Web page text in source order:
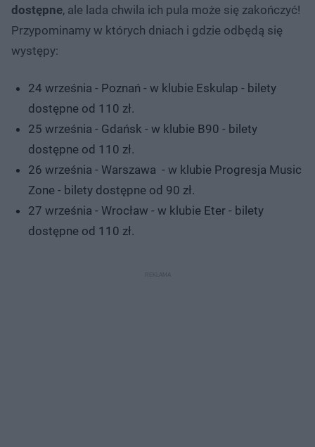
dostępne, ale lada chwila ich pula może się zakończyć!
Przypominamy w których dniach i gdzie odbędą się
występy:
24 września - Poznań - w klubie Eskulap - bilety
dostępne od 110 zł.
25 września - Gdańsk - w klubie B90 - bilety
dostępne od 110 zł.
26 września - Warszawa - w klubie Progresja Music
Zone - bilety dostępne od 90 zł.
27 września - Wrocław - w klubie Eter - bilety
dostępne od 110 zł.